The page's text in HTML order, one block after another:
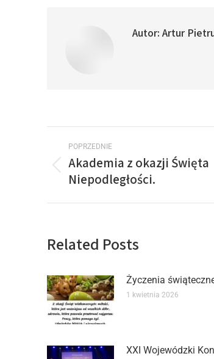
Autor: Artur
POPRZEDNIE
Akademia z okazji Święta
Niepodległości.
Related Posts
Życzenia
1 kwietnia 2026
XXI Wojewódzki